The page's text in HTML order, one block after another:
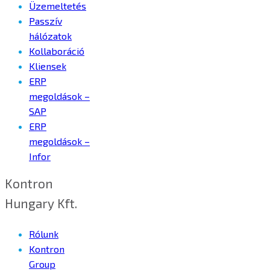
Üzemeltetés
Passzív
hálózatok
Kollaboráció
Kliensek
ERP
megoldások –
SAP
ERP
megoldások –
Infor
Kontron
Hungary Kft.
Rólunk
Kontron
Group